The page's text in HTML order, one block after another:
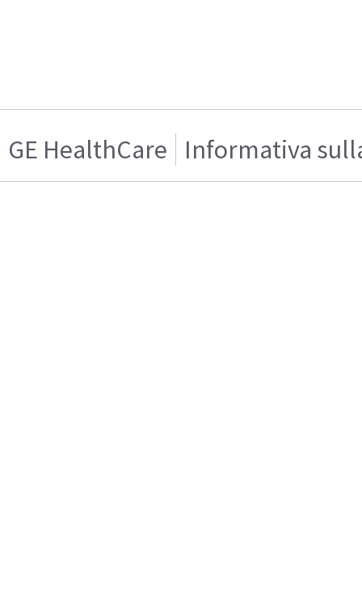
GE HealthCare Informativa